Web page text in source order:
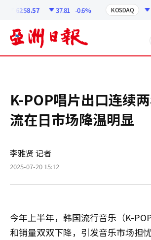
6258.57 37.81 -0.6% KOSDAQ
K-POP唱片出口连续
流在日市场降温明显
李雅贤 记者
2025-07-20 15:12
今年上半年，韩国流行音乐（K-
和销量双双下降，引发音乐市场担